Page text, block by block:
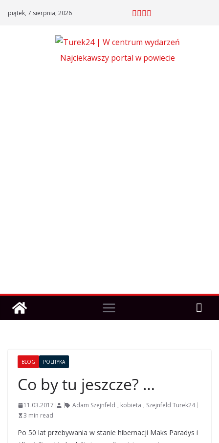
piątek, 7 sierpnia, 2026
Najciekawszy portal w powiecie
BLOG POLITYKA
Co by tu jeszcze? …
11.03.2017 Adam Szejnfeld , kobieta , Szejnfeld Turek24
3 min read
Po 50 lat przebywania w stanie hibernacji Maks Paradys i